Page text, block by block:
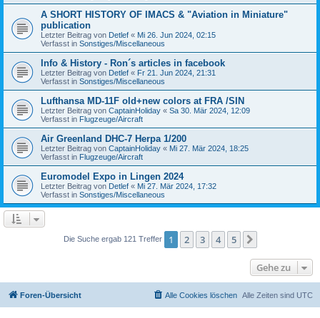
A SHORT HISTORY OF IMACS & "Aviation in Miniature"
publication
Letzter Beitrag von Detlef « Mi 26. Jun 2024, 02:15
Verfasst in Sonstiges/Miscellaneous
Info & History - Ron´s articles in facebook
Letzter Beitrag von Detlef « Fr 21. Jun 2024, 21:31
Verfasst in Sonstiges/Miscellaneous
Lufthansa MD-11F old+new colors at FRA /SIN
Letzter Beitrag von CaptainHoliday « Sa 30. Mär 2024, 12:09
Verfasst in Flugzeuge/Aircraft
Air Greenland DHC-7 Herpa 1/200
Letzter Beitrag von CaptainHoliday « Mi 27. Mär 2024, 18:25
Verfasst in Flugzeuge/Aircraft
Euromodel Expo in Lingen 2024
Letzter Beitrag von Detlef « Mi 27. Mär 2024, 17:32
Verfasst in Sonstiges/Miscellaneous
Die Suche ergab 121 Treffer 1 2 3 4 5
Gehe zu
Foren-Übersicht Alle Zeiten sind UTC
Alle Cookies löschen